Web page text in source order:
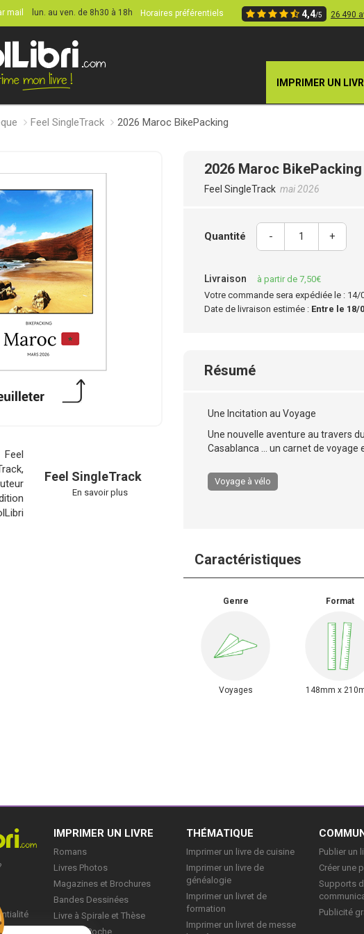
mail lun. au ven. de 8h30 à 18h Horaires préférentiels 4,4/5 26 490
IMPRIMER UN
Feel SingleTrack 2026 Maroc BikePacking
Feel SingleTrack
En savoir plus
2026 Maroc BikePacking
Feel SingleTrack mai 2026
Quantité - +
Livraison
à partir de 7,50€
Votre commande sera expédiée le : 14/
Date de livraison estimée : Entre le 18/
Résumé
Une Incitation au Voyage
Une nouvelle aventure au travers
Casablanca ... un carnet de voyage
Voyage à vélo
Caractéristiques
Genre
Voyages
Format
148mm x
IMPRIMER UN LIVRE
Romans
Livres Photos
Magazines et Brochures
Bandes Dessinées
Livre à Spirale et Thèse
Livre de Poche
THÉMATIQUE
Imprimer un livre de cuisine
Imprimer un livre de
généalogie
Imprimer un livret de
formation
Imprimer un livret de messe
Publier un
Créer une
Supports
Publicité